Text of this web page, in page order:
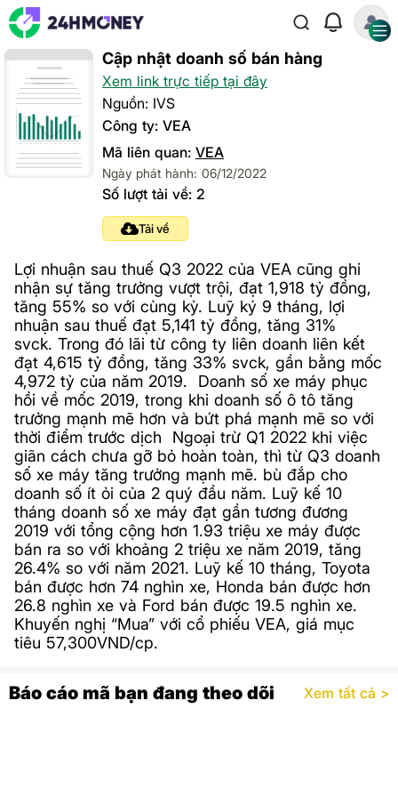
Cập nhật doanh số bán hàng
Xem link trực tiếp tại đây
Nguồn: IVS
Công ty: VEA
Mã liên quan: VEA
Ngày phát hành: 06/12/2022
Số lượt tải về: 2
Tải về
Lợi nhuận sau thuế Q3 2022 của VEA cũng ghi
nhận sự tăng trưởng vượt trội, đạt 1,918 tỷ đồng,
tăng 55% so với cùng kỳ. Luỹ ký 9 tháng, lợi
nhuận sau thuế đạt 5,141 tỷ đồng, tăng 31%
svck. Trong đó lãi từ công ty liên doanh liên kết
đạt 4,615 tỷ đồng, tăng 33% svck, gần bằng mốc
4,972 tỷ của năm 2019. Doanh số xe máy phục
hồi về mốc 2019, trong khi doanh số ô tô tăng
trưởng mạnh mẽ hơn và bứt phá mạnh mẽ so với
thời điểm trước dịch Ngoại trừ Q1 2022 khi việc
giãn cách chưa gỡ bỏ hoàn toàn, thì từ Q3 doanh
số xe máy tăng trưởng mạnh mẽ. bù đắp cho
doanh số ít ỏi của 2 quý đầu năm. Luỹ kế 10
tháng doanh số xe máy đạt gần tương đương
2019 với tổng cộng hơn 1.93 triệu xe máy được
bán ra so với khoảng 2 triệu xe năm 2019, tăng
26.4% so với năm 2021. Luỹ kế 10 tháng, Toyota
bán được hơn 74 nghìn xe, Honda bán được hơn
26.8 nghìn xe và Ford bán được 19.5 nghìn xe.
Khuyến nghị “Mua” với cổ phiếu VEA, giá mục
tiêu 57,300VND/cp.
Báo cáo mã bạn đang theo dõi Xem tất cả >